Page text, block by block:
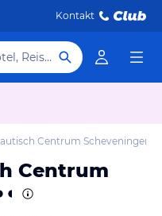
Kontakt
Hotel, Reiseziel
Centrum Scheveningen
Centrum